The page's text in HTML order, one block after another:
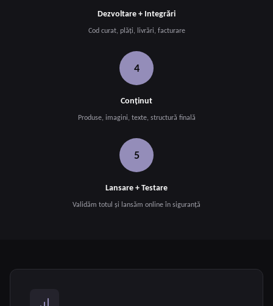
Dezvoltare + Integrări
Cod curat, plăți, livrări, facturare
4
Conținut
Produse, imagini, texte, structură finală
5
Lansare + Testare
Validăm totul și lansăm online în siguranță